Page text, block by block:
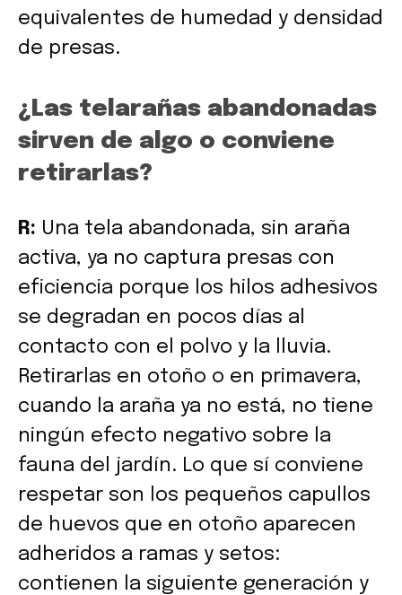
equivalentes de humedad y densidad
de presas.
¿Las telarañas abandonadas
sirven de algo o conviene
retirarlas?
R: Una tela abandonada, sin araña
activa, ya no captura presas con
eficiencia porque los hilos adhesivos
se degradan en pocos días al
contacto con el polvo y la lluvia.
Retirarlas en otoño o en primavera,
cuando la araña ya no está, no tiene
ningún efecto negativo sobre la
fauna del jardín. Lo que sí conviene
respetar son los pequeños capullos
de huevos que en otoño aparecen
adheridos a ramas y setos:
contienen la siguiente generación y